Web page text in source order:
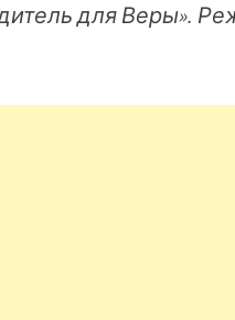
для Веры».